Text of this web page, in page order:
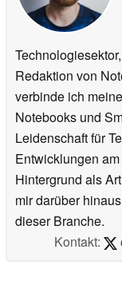
Redaktion von
verbinde ich
Notebooks und
Leidenschaft für
Entwicklungen
Hintergrund als
mir darüber
dieser Branche.
Kontakt: